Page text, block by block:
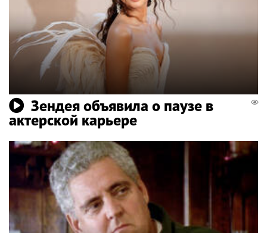
Зендея объявила о паузе в
актерской карьере